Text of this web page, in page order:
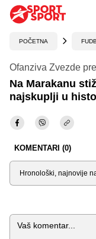
POČETNA
Ofanziva Zvezde
Na Marakanu
najskuplji u
KOMENTARI (0)
Sortiraj
Komentar